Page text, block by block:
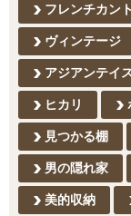
フレンチカン
ヴィンテージ
アジアンテイ
ヒカリ
見つかる棚
男の隠れ家
美的収納